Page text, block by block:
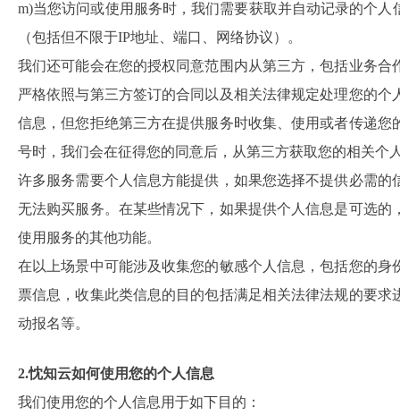
m)当您访问或使用服务时，我们需要获取并自动记录的个
（包括但不限于IP地址、端口、网络协议）。
我们还可能会在您的授权同意范围内从第三方，包括业务
严格依照与第三方签订的合同以及相关法律规定处理您的
信息，但您拒绝第三方在提供服务时收集、使用或者传递
号时，我们会在征得您的同意后，从第三方获取您的相关个
许多服务需要个人信息方能提供，如果您选择不提供必需
无法购买服务。在某些情况下，如果提供个人信息是可选
使用服务的其他功能。
在以上场景中可能涉及收集您的敏感个人信息，包括您的
票信息，收集此类信息的目的包括满足相关法律法规的要
动报名等。
2.忱知云如何使用您的个人信息
我们使用您的个人信息用于如下目的：